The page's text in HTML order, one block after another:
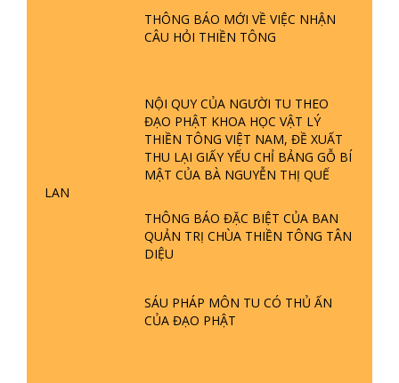
THÔNG BÁO MỚI VỀ VIỆC NHẬN
CÂU HỎI THIỀN TÔNG
NỘI QUY CỦA NGƯỜI TU THEO
ĐẠO PHẬT KHOA HỌC VẬT LÝ
THIỀN TÔNG VIỆT NAM, ĐỀ XUẤT
THU LẠI GIẤY YẾU CHỈ BẢNG GỖ BÍ
MẬT CỦA BÀ NGUYỄN THỊ QUẾ
LAN
THÔNG BÁO ĐẶC BIỆT CỦA BAN
QUẢN TRỊ CHÙA THIỀN TÔNG TÂN
DIỆU
SÁU PHÁP MÔN TU CÓ THỦ ẤN
CỦA ĐẠO PHẬT
ĐƯỢC HÌNH THÀNH NHƯ THẾ NÀO?
PHẬT GIỚI CÓ THỜI GIAN KHÔNG? |
ĐÀNG Ở ĐÂU? ĐỊA NGỤC Ở ĐÂU?
ĐỨC CHÚA TRỜI LÀ AI? QUỶ SA
TĂNG? | TTTD
GIẢI ĐÁP THIỀN TÔNG ĐẶC BIỆT P22
- TẠI SAO TRÁI ĐẤT NHIỀU THIÊN TAI
GIẢI ĐÁP THIỀN TÔNG ĐẶC BIỆT P21